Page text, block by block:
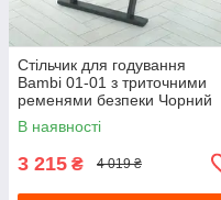
Стільчик для годування
Bambi 01-01 з триточними
ременями безпеки Чорний
В наявності
3 215 ₴ 4 019 ₴